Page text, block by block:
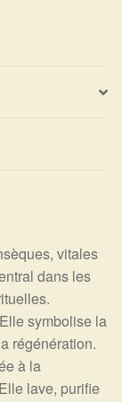
vitales
dans les
symbolise la
régénération.
à la
lave, purifie